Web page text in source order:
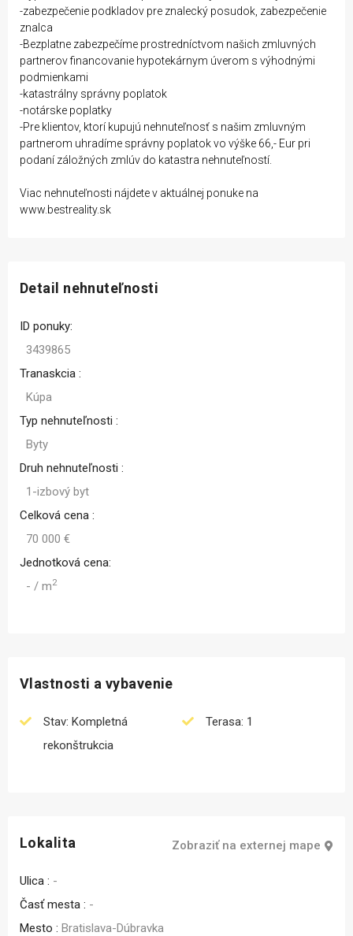
-zabezpečenie podkladov pre znalecký posudok, zabezpečenie
znalca
-Bezplatne zabezpečíme prostredníctvom našich zmluvných
partnerov financovanie hypotekárnym úverom s výhodnými
podmienkami
-katastrálny správny poplatok
-notárske poplatky
-Pre klientov, ktorí kupujú nehnuteľnosť s našim zmluvným
partnerom uhradíme správny poplatok vo výške 66,- Eur pri
podaní záložných zmlúv do katastra nehnuteľností.
Viac nehnuteľnosti nájdete v aktuálnej ponuke na
www.bestreality.sk
Detail nehnuteľnosti
ID ponuky:
3439865
Tranaskcia :
Kúpa
Typ nehnuteľnosti :
Byty
Druh nehnuteľnosti :
1-izbový byt
Celková cena :
70 000 €
Jednotková cena:
- / m2
Vlastnosti a vybavenie
Stav: Kompletná
rekonštrukcia
Terasa: 1
Lokalita Zobraziť na externej mape
Ulica : -
Časť mesta : -
Mesto : Bratislava-Dúbravka